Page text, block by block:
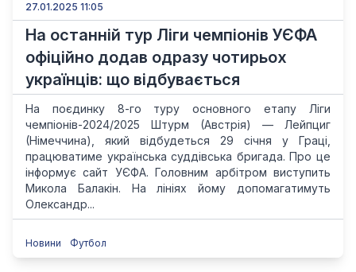
27.01.2025 11:05
На останній тур Ліги чемпіонів УЄФА
офіційно додав одразу чотирьох
українців: що відбувається
На поєдинку 8-го туру основного етапу Ліги
чемпіонів-2024/2025 Штурм (Австрія) — Лейпциг
(Німеччина), який відбудеться 29 січня у Граці,
працюватиме українська суддівська бригада. Про це
інформує сайт УЄФА. Головним арбітром виступить
Микола Балакін. На лініях йому допомагатимуть
Олександр...
Новини Футбол